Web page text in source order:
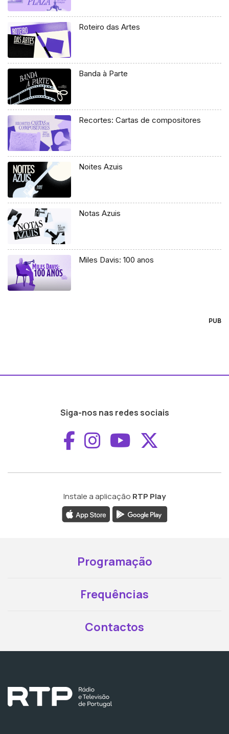
Roteiro das Artes
Banda à Parte
Recortes: Cartas de compositores
Noites Azuis
Notas Azuis
Miles Davis: 100 anos
PUB
Siga-nos nas redes sociais
Aceder ao
Aceder ao
Aceder ao
Instale a aplicação RTP Play
Programação
Frequências
Contactos